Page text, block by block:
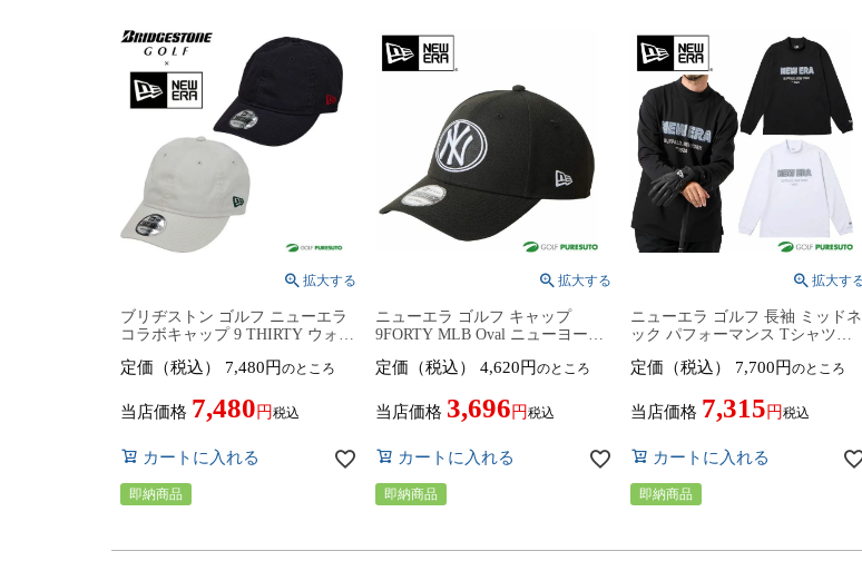
ブリヂストン ゴルフ ニューエラ
コラボキャップ 9 THIRTY ウォッ
CP53NE 帽子 ヘッドウェア 2025
GOLF NEW ERA NEWERA 秋冬
ウェア ゴルフウェア コラボレー
定価（税込） 7,480 のところ
当店価格 7,480 税込
カートに入れる
即納商品
ニューエラ ゴルフ キャップ
9FORTY MLB Oval ニューヨー
ウェア 帽子 2025年秋冬モデル
定価（税込） 4,620 のところ
当店価格 3,696 税込
カートに入れる
即納商品
ニューエラ ゴルフ 長袖 ミッドネ
ック パフォーマンス Tシャツ
ルフウェア トップス 2025年秋冬
定価（税込） 7,700 のところ
当店価格 7,315 税込
カートに入れる
即納商品